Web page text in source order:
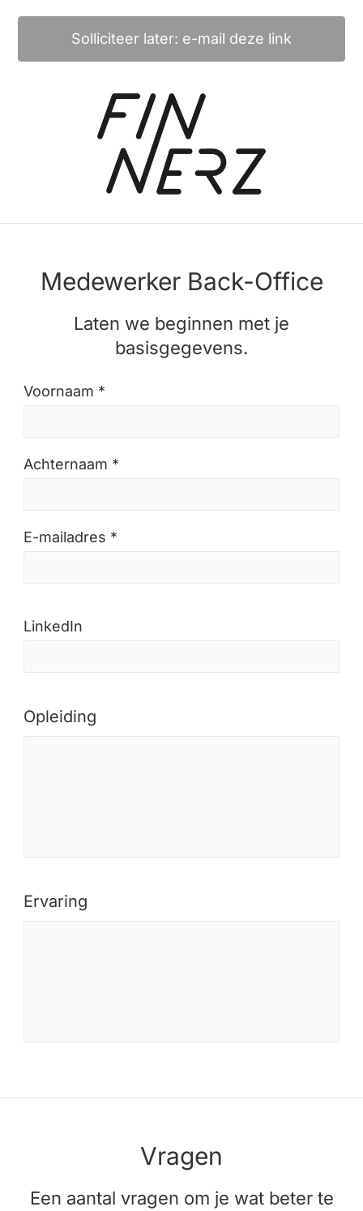
Solliciteer later: e-mail deze link
Medewerker Back-Office
Laten we beginnen met je
basisgegevens.
Voornaam *
Achternaam *
E-mailadres *
LinkedIn
Opleiding
Ervaring
Vragen
Een aantal vragen om je wat beter te